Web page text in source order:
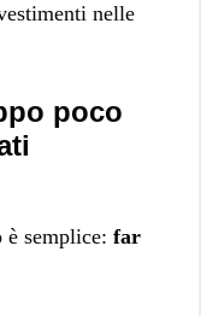
nelle
poco
semplice: far